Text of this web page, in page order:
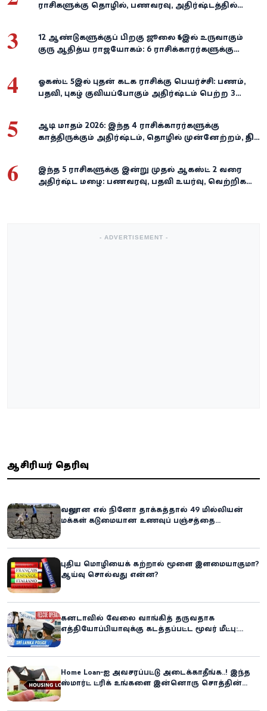
ராசிகளுக்கு தொழில், பணவரவு, அதிர்ஷ்டத்தில்
3
12 ஆண்டுகளுக்குப் பிறகு ஜூலை 16இல் உருவாகும்
குரு ஆதித்ய ராஜயோகம்: 6 ராசிக்காரர்களுக்கு
4
ஓகஸ்ட் 5இல் புதன் கடக ராசிக்கு பெயர்ச்சி: பணம்,
பதவி, புகழ் குவியப்போகும் அதிர்ஷ்டம் பெற்ற 3
5
ஆடி மாதம் 2026: இந்த 4 ராசிக்காரர்களுக்கு
காத்திருக்கும் அதிர்ஷ்டம், தொழில் முன்னேற்றம், நிதி
6
இந்த 5 ராசிகளுக்கு இன்று முதல் ஆகஸ்ட் 2 வரை
அதிர்ஷ்ட மழை: பணவரவு, பதவி உயர்வு, வெற்றிகள்
- ADVERTISEMENT -
ஆசிரியர் தெரிவு
வலுவான எல் நினோ தாக்கத்தால் 49 மில்லியன்
மக்கள் கடுமையான உணவுப் பஞ்சத்தை
புதிய மொழியைக் கற்றால் மூளை இளமையாகுமா?
ஆய்வு சொல்வது என்ன?
கனடாவில் வேலை வாங்கித் தருவதாக
எத்தியோப்பியாவுக்கு கடத்தப்பட்ட மூவர் மீட்பு:
Home Loan-ஐ அவசரப்பட்டு அடைக்காதீங்க..! இந்த
ஸ்மார்ட் ட்ரிக் உங்களை இன்னொரு சொத்தின்